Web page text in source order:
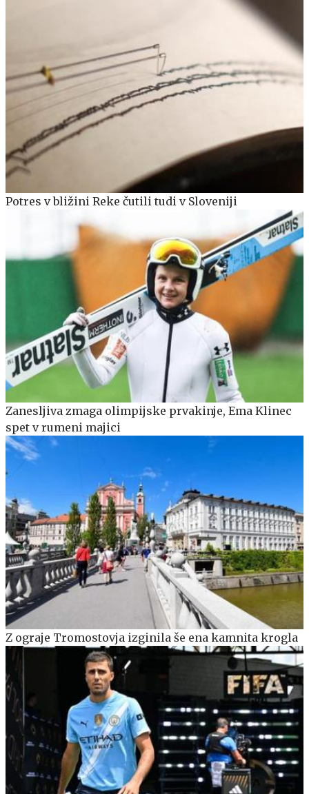
Potres v bližini Reke čutili tudi v Sloveniji
Zanesljiva zmaga olimpijske prvakinje, Ema Klinec
spet v rumeni majici
Z ograje Tromostovja izginila še ena kamnita krogla